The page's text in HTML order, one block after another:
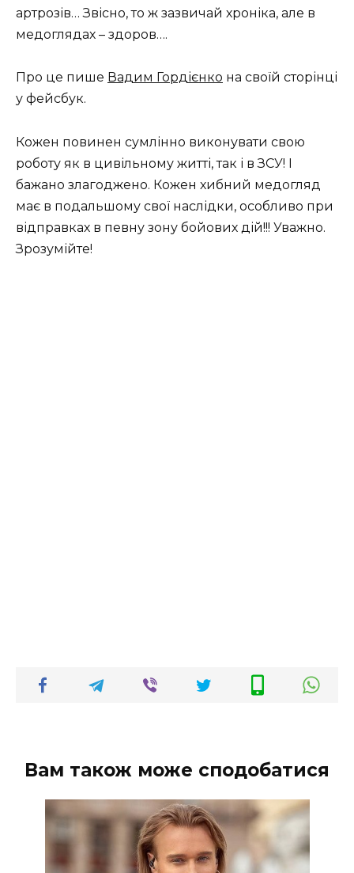
артрозів… Звісно, то ж зазвичай хроніка, але в
медоглядах – здоров….
Про це пише Вадим Гордієнко на своїй сторінці
у фейсбук.
Кожен повинен сумлінно виконувати свою
роботу як в цивільному житті, так і в ЗСУ! І
бажано злагоджено. Кожен хибний медогляд
має в подальшому свої наслідки, особливо при
відправках в певну зону бойових дій!!! Уважно.
Зрозумійте!
Вам також може сподобатися